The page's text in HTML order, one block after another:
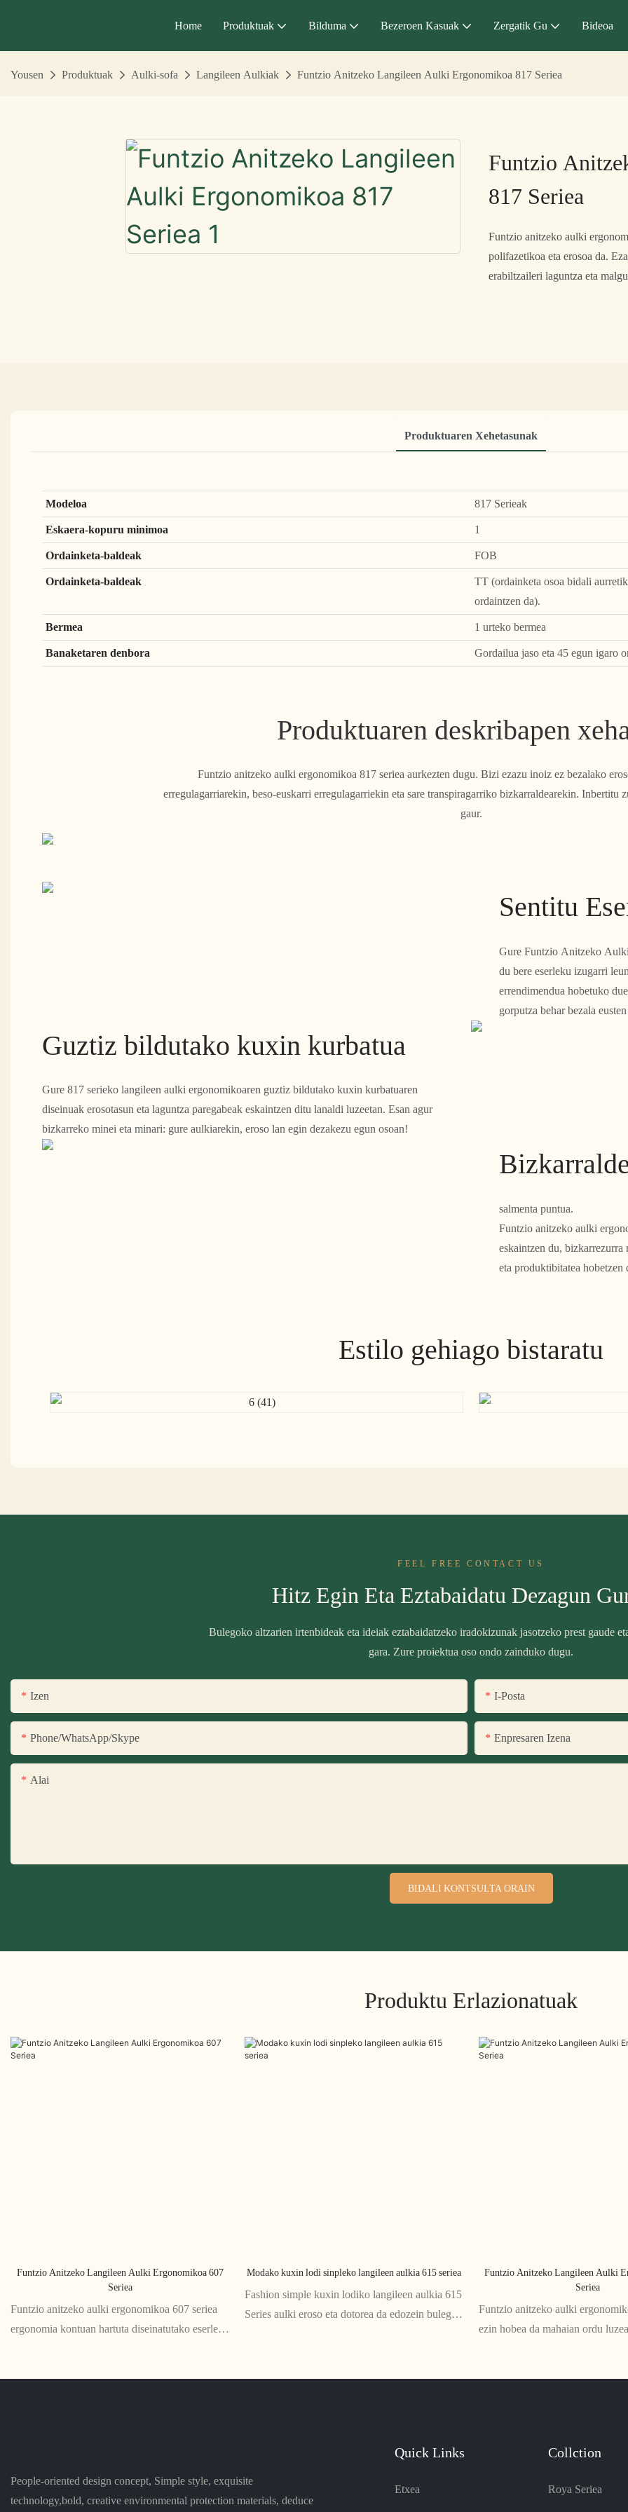
Home Produktuak Bilduma Bezeroen Kasuak Zergatik Gu Bideoa
Yousen Produktuak Aulki-sofa Langileen Aulkiak Funtzio Anitzeko Langileen Aulki Ergonomikoa 817 Seriea
Funtzio
817 Seriea
Funtzio anitzeko aulki
polifazetikoa eta erosoa da.
erabiltzaileri laguntza eta
Produktuaren Xehetasunak
Modeloa
817 Serieak
Eskaera-kopuru minimoa
1
Ordainketa-baldeak
FOB
Ordainketa-baldeak
TT (ordainketa osoa bidali
ordaintzen da).
Bermea
1 urteko bermea
Banaketaren denbora
Gordailua jaso eta 45 egun igaro
Produktuaren deskribapen
Funtzio anitzeko aulki ergonomikoa 817 seriea aurkezten dugu. Bizi ezazu inoiz ez bezalako
erregulagarriarekin, beso-euskarri erregulagarriekin eta sare transpiragarriko bizkarraldearekin. Inbertitu
gaur.
Sentitu
Gure Funtzio Anitzeko Aulki
du bere eserleku izugarri
errendimendua hobetuko
gorputza behar bezala
Guztiz bildutako kuxin kurbatua
Gure 817 serieko langileen aulki ergonomikoaren guztiz bildutako kuxin kurbatuaren
diseinuak erosotasun eta laguntza paregabeak eskaintzen ditu lanaldi luzeetan. Esan agur
bizkarreko minei eta minari: gure aulkiarekin, eroso lan egin dezakezu egun osoan!
salmenta puntua.
Funtzio anitzeko aulki
eskaintzen du, bizkarrezurra
eta produktibitatea hobetzen
Estilo gehiago bistaratu
FEEL FREE CONTACT US
Hitz Egin Eta Eztabaidatu Dezagun
Bulegoko altzarien irtenbideak eta ideiak eztabaidatzeko iradokizunak jasotzeko prest gaude
gara. Zure proiektua oso ondo zainduko dugu.
Izen I-Posta
Phone/WhatsApp/Skype Enpresaren Izena
Alai
BIDALI KONTSULTA ORAIN
Produktu Erlazionatuak
Funtzio Anitzeko Langileen Aulki Ergonomikoa 607
Seriea
Funtzio anitzeko aulki ergonomikoa 607 seriea
ergonomia kontuan hartuta diseinatutako eserleku
Modako kuxin lodi sinpleko langileen aulkia 615 seriea
Fashion simple kuxin lodiko langileen aulkia 615
Series aulki eroso eta dotorea da edozein bulego
Funtzio Anitzeko Langileen Aulki
Seriea
Funtzio anitzeko aulki
ezin hobea da mahaian ordu
People-oriented design concept, Simple style, exquisite
technology,bold, creative environmental protection materials, deduce
Quick Links
Etxea
Collction
Roya Seriea